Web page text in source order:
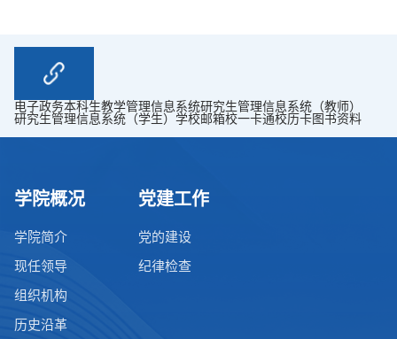
电子政务本科生教学管理信息系统研究生管理信息系统（教师）
研究生管理信息系统（学生） 学校邮箱校一卡通校历卡图书资料
学院概况
学院简介
现任领导
组织机构
历史沿革
党建工作
党的建设
纪律检查